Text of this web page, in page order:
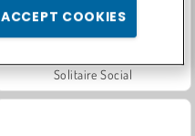
Solitaire Social
ACCEPT COOKIES